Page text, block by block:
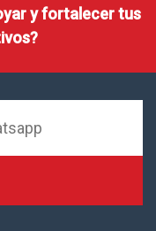
y fortalecer tus